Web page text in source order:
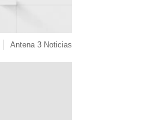
Antena 3 Noticias